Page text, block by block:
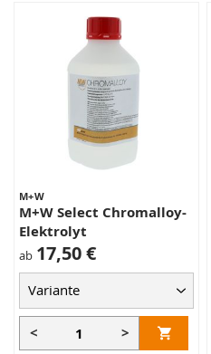
M+W
M+W Select Chromalloy-
Elektrolyt
ab 17,50 €
< >